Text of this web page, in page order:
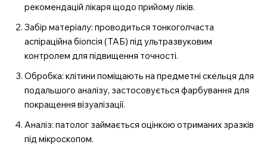
рекомендацій лікаря щодо прийому ліків.
Забір матеріалу: проводиться тонкоголчаста
аспіраційна біопсія (ТАБ) під ультразвуковим
контролем для підвищення точності.
Обробка: клітини поміщають на предметні скельця для
подальшого аналізу, застосовується фарбування для
покращення візуалізації.
Аналіз: патолог займається оцінкою отриманих зразків
під мікроскопом.